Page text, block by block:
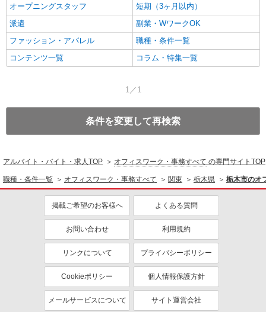
オープニングスタッフ
短期（3ヶ月以内）
派遣
副業・WワークOK
ファッション・アパレル
職種・条件一覧
コンテンツ一覧
コラム・特集一覧
1／1
条件を変更して再検索
アルバイト・バイト・求人TOP オフィスワーク・事務すべて の専門サイトTOP
職種・条件一覧 オフィスワーク・事務すべて 関東 栃木県 栃木市のオ
掲載ご希望のお客様へ よくある質問
お問い合わせ 利用規約
リンクについて プライバシーポリシー
Cookieポリシー 個人情報保護方針
メールサービスについて サイト運営会社